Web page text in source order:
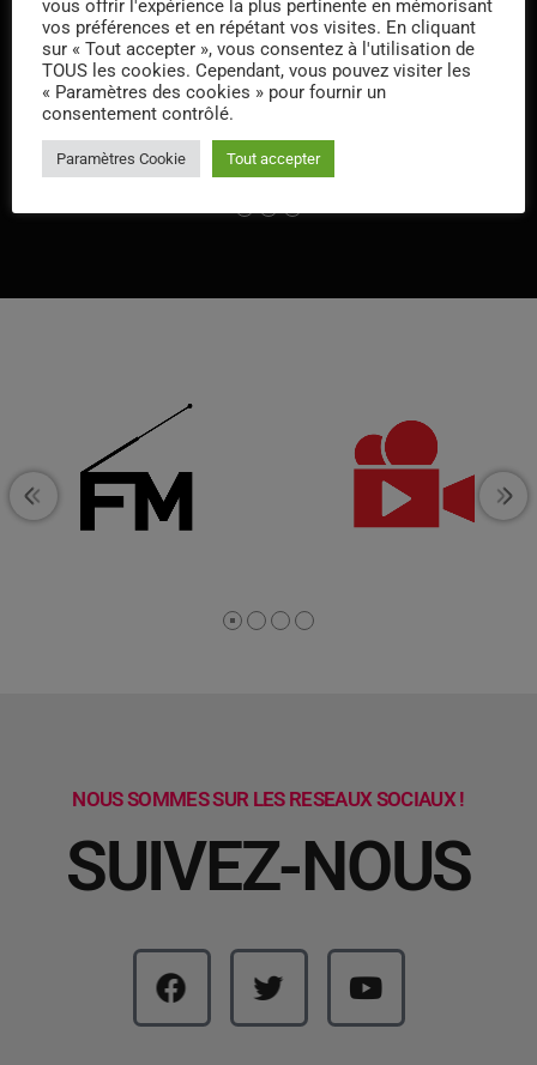
Lio
NOUS SOMMES SUR LES RESEAUX SOCIAUX !
SUIVEZ-NOUS
vous offrir l'expérience la plus pertinente en mémorisant
vos préférences et en répétant vos visites. En cliquant
sur « Tout accepter », vous consentez à l'utilisation de
TOUS les cookies. Cependant, vous pouvez visiter les
« Paramètres des cookies » pour fournir un
consentement contrôlé.
Paramètres Cookie Tout accepter